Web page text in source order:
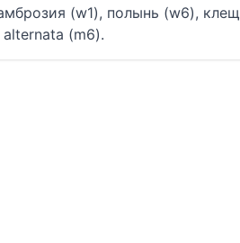
(w1), полынь (w6), клещ
(m6).